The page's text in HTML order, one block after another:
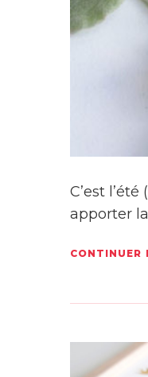
C’est
apporter
CONTINUER